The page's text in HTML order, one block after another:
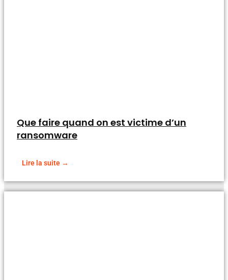
Que faire quand on est victime d’un
ransomware
Lire la suite →